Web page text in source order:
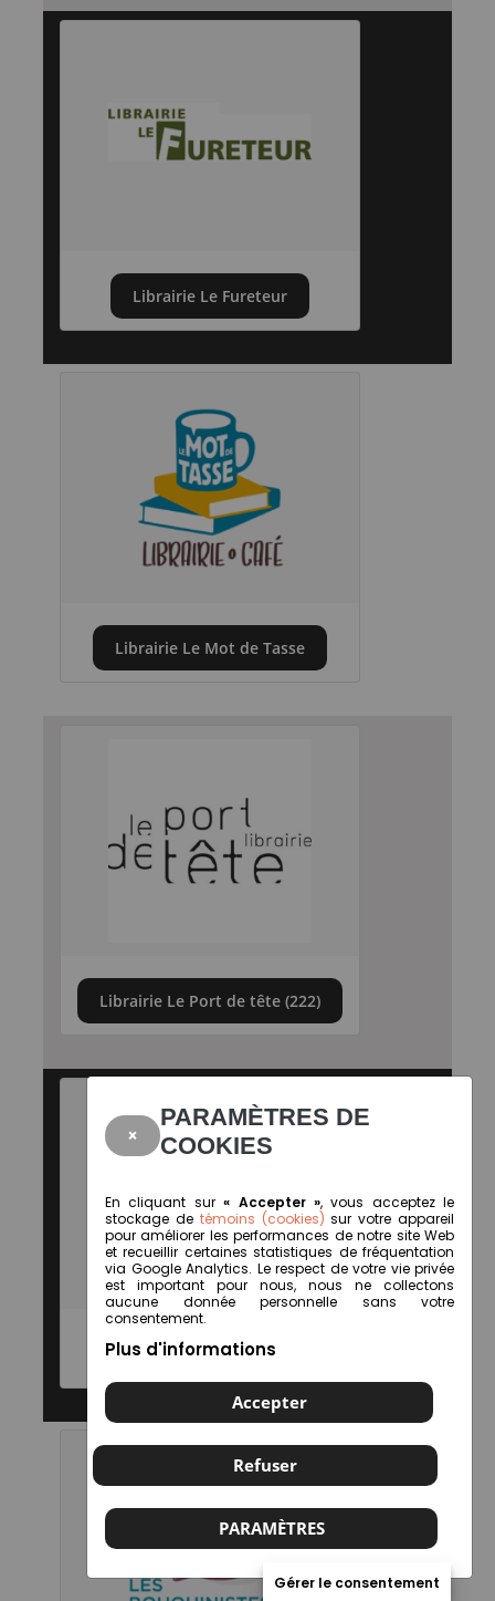
Librairie Le Fureteur
Librairie Le Mot de Tasse
Librairie Le Port de tête (222)
Librairie Le Renard perché
×
PARAMÈTRES DE
COOKIES
En cliquant sur« Accepter », vous acceptez le
stockage de témoins (cookies) sur votre appareil
pour améliorer les performances de notre site Web
et recueillir certaines statistiques de fréquentation
via Google Analytics. Le respect de votre vie privée
est important pour nous, nous ne collectons
aucune donnée personnelle sans votre
consentement.
Plus d'informations
Accepter
Refuser
PARAMÈTRES
Gérer le consentement